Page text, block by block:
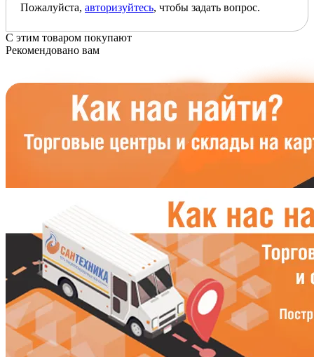
Пожалуйста, авторизуйтесь, чтобы задать вопрос.
С этим товаром покупают
Рекомендовано вам